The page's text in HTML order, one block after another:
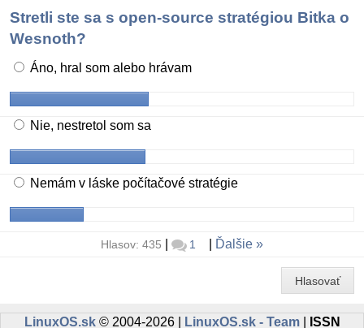
Stretli ste sa s open-source stratégiou Bitka o
Wesnoth?
Áno, hral som alebo hrávam
Nie, nestretol som sa
Nemám v láske počítačové stratégie
Hlasov: 435 1 Ďalšie
Hlasovať
LinuxOS.sk© 2004-2026 | LinuxOS.sk - Team| ISSN